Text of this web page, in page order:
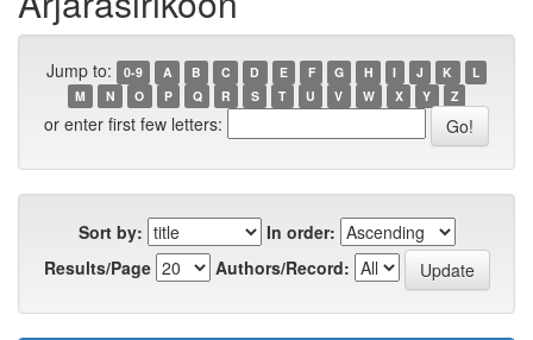
Jump to: 0-9 A B C D E F G H I J K
L
M
N O P Q R S T U V W X Y Z
or enter first few letters:
Sort by:
In order:
Results/Page
Authors/Record: